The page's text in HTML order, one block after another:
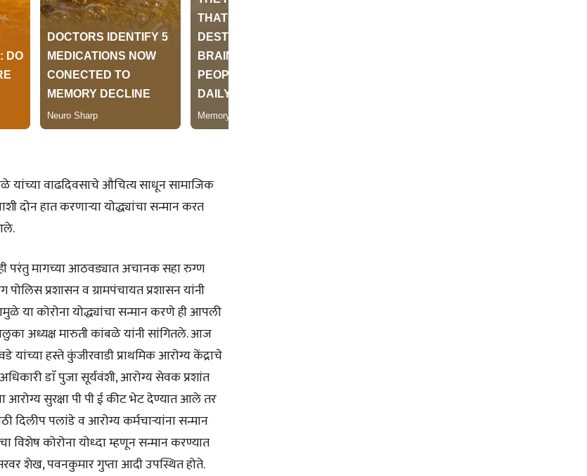
यांच्या वाढदिवसाचे औचित्य साधून सामाजिक
दोन हात करणाऱ्या योद्ध्यांचा सन्मान करत
परंतु मागच्या आठवड्यात अचानक सहा रुग्ण
प्रशासन व ग्रामपंचायत प्रशासन यांनी
या कोरोना योद्ध्यांचा सन्मान करणे ही आपली
अध्यक्ष मारुती कांबळे यांनी सांगितले. आज
यांच्या हस्ते कुंजीरवाडी प्राथमिक आरोग्य केंद्राचे
डाॅ पुजा सूर्यवंशी, आरोग्य सेवक प्रशांत
आरोग्य सुरक्षा पी पी ई कीट भेट देण्यात आले तर
दिलीप पलांडे व आरोग्य कर्मचाऱ्यांना सन्मान
कोरोना योध्दा म्हणून सन्मान करण्यात
शेख, पवनकुमार गुप्ता आदी उपस्थित होते.